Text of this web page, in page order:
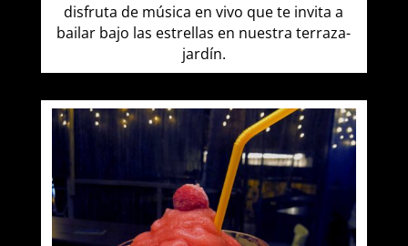
disfruta de música en vivo que te invita a
bailar bajo las estrellas en nuestra terraza-
jardín.